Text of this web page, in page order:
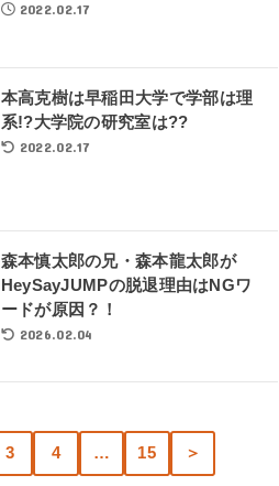
2022.02.17
本高克樹は早稲田大学で学部は理
系!?大学院の研究室は??
2022.02.17
森本慎太郎の兄・森本龍太郎が
HeySayJUMPの脱退理由はNGワ
ードが原因？！
2026.02.04
3 4 … 15 ＞